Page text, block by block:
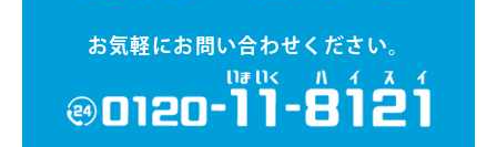
お気軽にお問い合わせください。